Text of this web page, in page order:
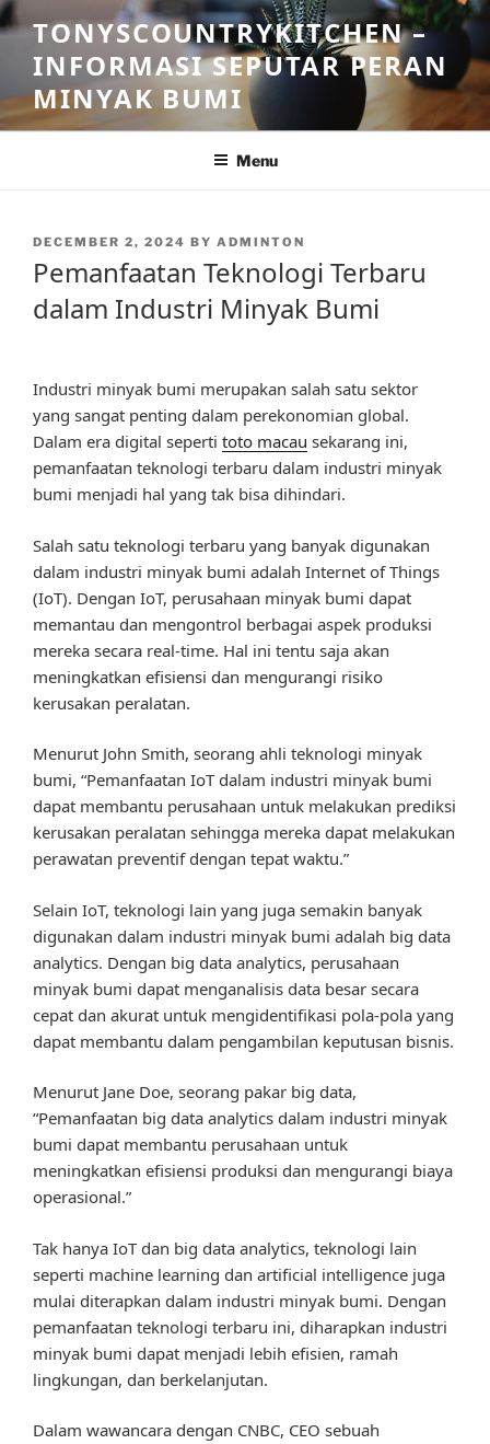
Skip
to
content
TONYSCOUNTRYKITCHEN –
INFORMASI SEPUTAR PERAN
MINYAK BUMI
Menu
POSTED
DECEMBER 2, 2024 BY ADMINTON
Pemanfaatan Teknologi Terbaru
dalam Industri Minyak Bumi
Industri minyak bumi merupakan salah satu sektor
yang sangat penting dalam perekonomian global.
Dalam era digital seperti toto macau sekarang ini,
pemanfaatan teknologi terbaru dalam industri minyak
bumi menjadi hal yang tak bisa dihindari.
Salah satu teknologi terbaru yang banyak digunakan
dalam industri minyak bumi adalah Internet of Things
(IoT). Dengan IoT, perusahaan minyak bumi dapat
memantau dan mengontrol berbagai aspek produksi
mereka secara real-time. Hal ini tentu saja akan
meningkatkan efisiensi dan mengurangi risiko
kerusakan peralatan.
Menurut John Smith, seorang ahli teknologi minyak
bumi, “Pemanfaatan IoT dalam industri minyak bumi
dapat membantu perusahaan untuk melakukan prediksi
kerusakan peralatan sehingga mereka dapat melakukan
perawatan preventif dengan tepat waktu.”
Selain IoT, teknologi lain yang juga semakin banyak
digunakan dalam industri minyak bumi adalah big data
analytics. Dengan big data analytics, perusahaan
minyak bumi dapat menganalisis data besar secara
cepat dan akurat untuk mengidentifikasi pola-pola yang
dapat membantu dalam pengambilan keputusan bisnis.
Menurut Jane Doe, seorang pakar big data,
“Pemanfaatan big data analytics dalam industri minyak
bumi dapat membantu perusahaan untuk
meningkatkan efisiensi produksi dan mengurangi biaya
operasional.”
Tak hanya IoT dan big data analytics, teknologi lain
seperti machine learning dan artificial intelligence juga
mulai diterapkan dalam industri minyak bumi. Dengan
pemanfaatan teknologi terbaru ini, diharapkan industri
minyak bumi dapat menjadi lebih efisien, ramah
lingkungan, dan berkelanjutan.
Dalam wawancara dengan CNBC, CEO sebuah